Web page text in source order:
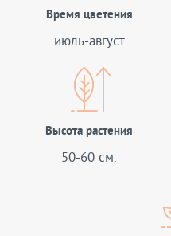
Время цветения
июль-август
Высота растения
50-60 см.